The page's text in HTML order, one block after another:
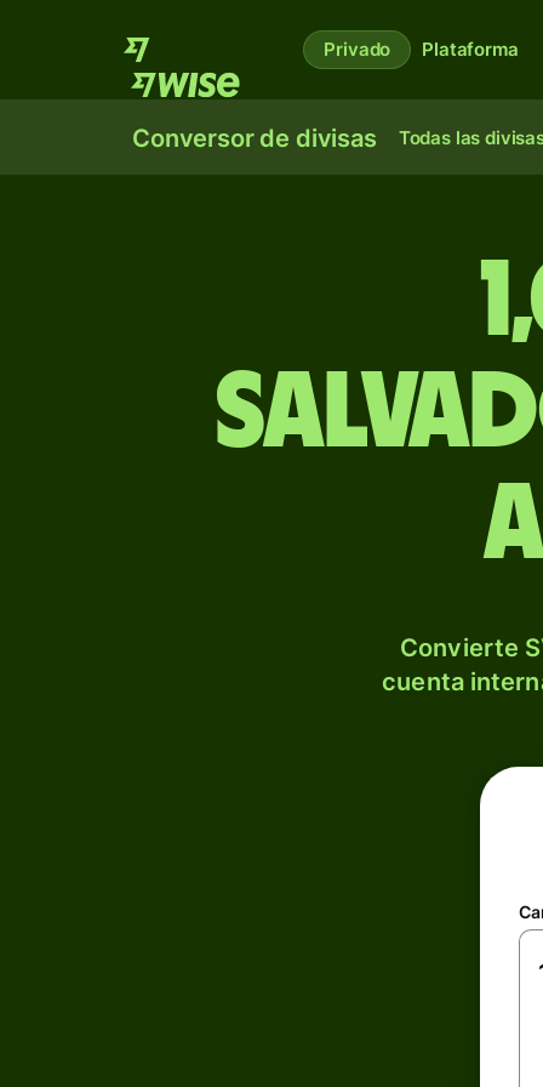
Privado Plataforma
Conversor de divisas Todas las
Convierte
cuenta